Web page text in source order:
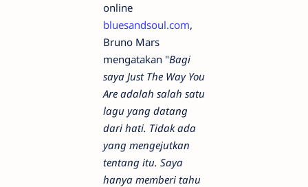
online
bluesandsoul.com,
Bruno Mars
mengatakan "Bagi
saya Just The Way You
Are adalah salah satu
lagu yang datang
dari hati. Tidak ada
yang mengejutkan
tentang itu. Saya
hanya memberi tahu